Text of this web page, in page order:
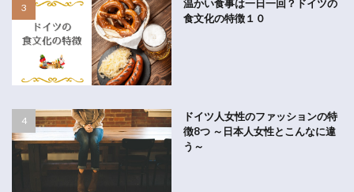
温かい食事は一日一回？ドイツの
食文化の特徴１０
ドイツ人女性のファッションの特
徴8つ ～日本人女性とこんなに違
う～